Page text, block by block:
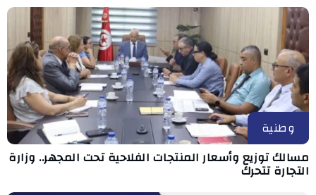
وطنية
مسالك توزيع وأسعار المنتجات الفلاحية تحت المجهر.. وزارة
التجارة تتحرك